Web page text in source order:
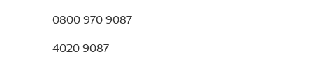
0800 970 9087
4020 9087